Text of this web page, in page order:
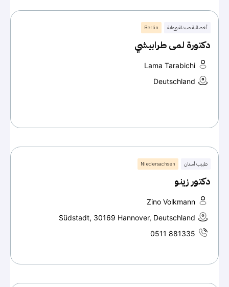
أخصائية صيدلة ورعاية Berlin
دكتورة لمى طرابيشي
Lama Tarabichi
Deutschland
طبيب أسنان Niedersachsen
دكتور زينو
Zino Volkmann
Südstadt, 30169 Hannover, Deutschland
0511 881335